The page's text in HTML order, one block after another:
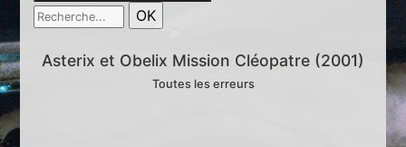
Asterix et Obelix Mission Cléopatre (2001)
Toutes les erreurs